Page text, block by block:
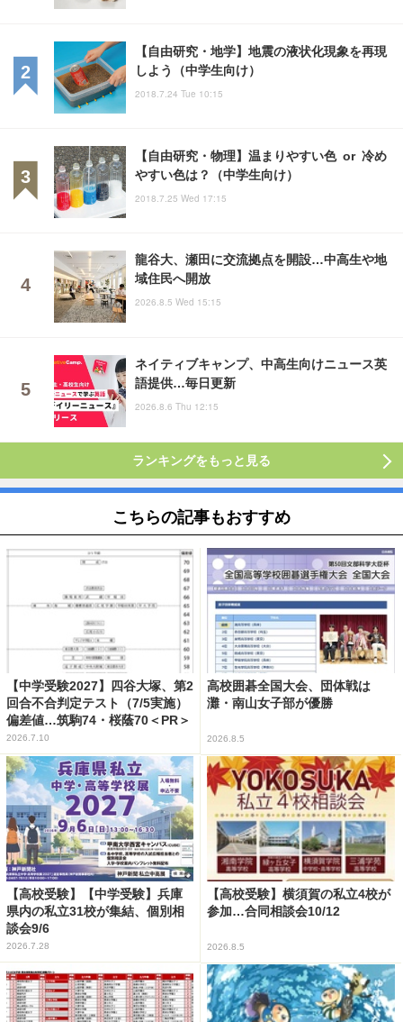
【自由研究・地学】地震の液状化現象を再現
しよう（中学生向け）
2018.7.24 Tue 10:15
【自由研究・物理】温まりやすい色 or 冷め
やすい色は？（中学生向け）
2018.7.25 Wed 17:15
龍谷大、瀬田に交流拠点を開設…中高生や地
域住民へ開放
2026.8.5 Wed 15:15
ネイティブキャンプ、中高生向けニュース英
語提供…毎日更新
2026.8.6 Thu 12:15
ランキングをもっと見る
こちらの記事もおすすめ
【中学受験2027】四谷大塚、第2
回合不合判定テスト（7/5実施）
偏差値…筑駒74・桜蔭70＜PR＞
2026.7.10
高校囲碁全国大会、団体戦は
灘・南山女子部が優勝
2026.8.5
【高校受験】【中学受験】兵庫
県内の私立31校が集結、個別相
談会9/6
2026.7.28
【高校受験】横須賀の私立4校が
参加…合同相談会10/12
2026.8.5